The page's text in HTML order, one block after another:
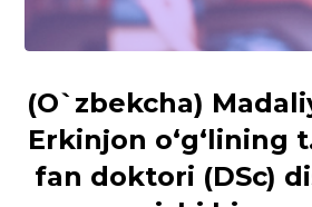
(O`zbekcha)
Erkinjon o‘g‘lining
fan doktori (DSc)